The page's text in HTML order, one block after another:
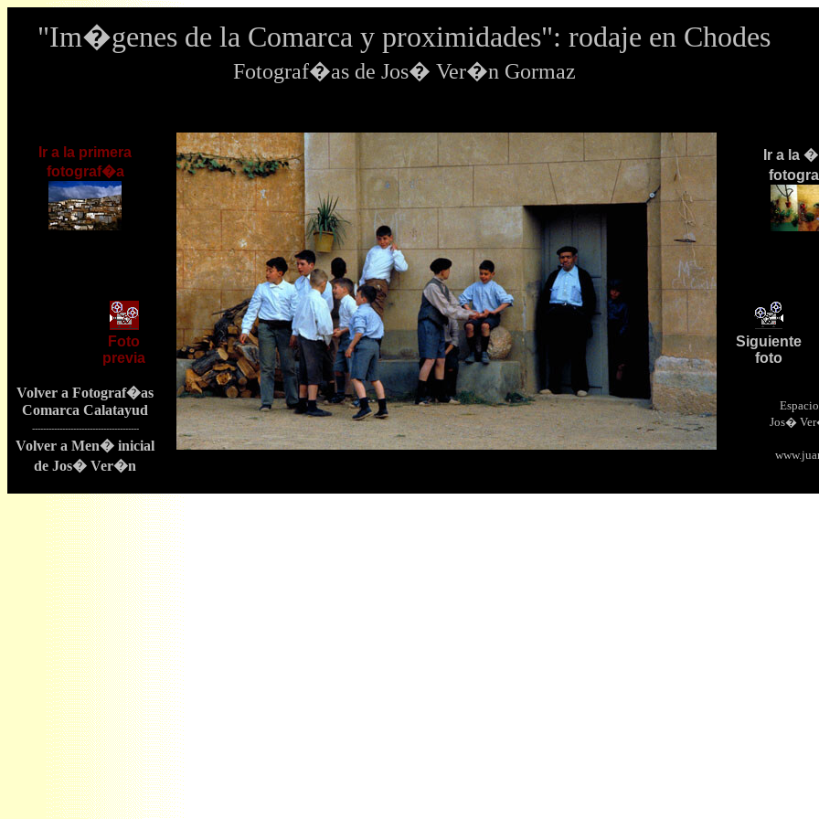
"Im�genes de la Comarca y proximidades": rodaje en Chodes
Fotograf�as de Jos� Ver�n Gormaz
Ir a la primera
fotograf�a
Ir a la
Foto
previa
Siguiente
foto
Volver a Fotograf�as
Comarca Calatayud
---------------------------------------
Volver a Men� inicial
de Jos� Ver�n
Jos�